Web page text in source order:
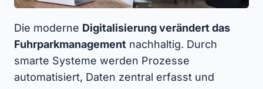
Die moderne Digitalisierung verändert das
Fuhrparkmanagement nachhaltig. Durch
smarte Systeme werden Prozesse
automatisiert, Daten zentral erfasst und